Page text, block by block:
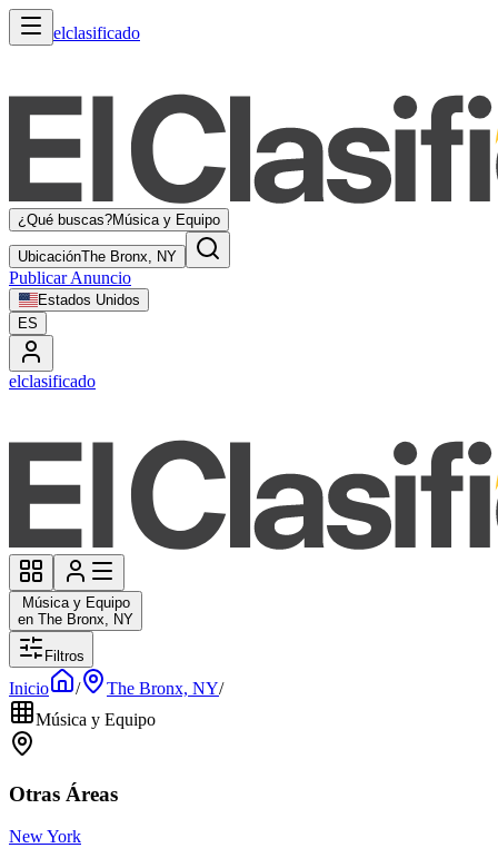
elclasificado
¿Qué buscas?Música y Equipo
UbicaciónThe Bronx, NY
Publicar Anuncio
Estados Unidos
ES
elclasificado
Música y Equipo
en The Bronx, NY
Filtros
Inicio / The Bronx, NY/
Música y Equipo
Otras Áreas
New York